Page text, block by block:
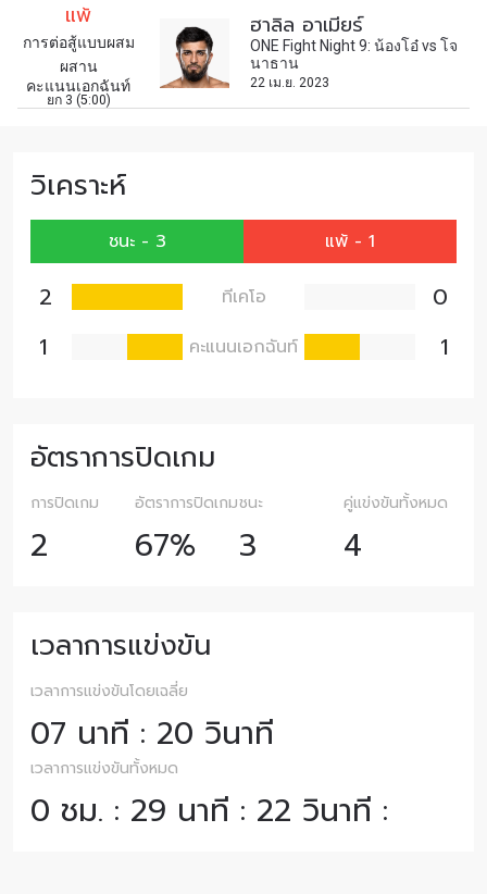
แพ้
การต่อสู้แบบผสม
ผสาน
คะแนนเอกฉันท์
ยก 3 (5:00)
ฮาลิล อาเมียร์
ONE Fight Night 9: น้องโอ๋ vs โจ
นาธาน
22 เม.ย. 2023
วิเคราะห์
ชนะ - 3 แพ้ - 1
2 ทีเคโอ
0
1
คะแนนเอกฉันท์ 1
อัตราการปิดเกม
การปิดเกม
2
อัตราการปิดเกม
67%
ชนะ
3
คู่แข่งขันทั้งหมด
4
เวลาการแข่งขัน
เวลาการแข่งขันโดยเฉลี่ย
07 นาที : 20 วินาที
เวลาการแข่งขันทั้งหมด
0 ชม. : 29 นาที : 22 วินาที :